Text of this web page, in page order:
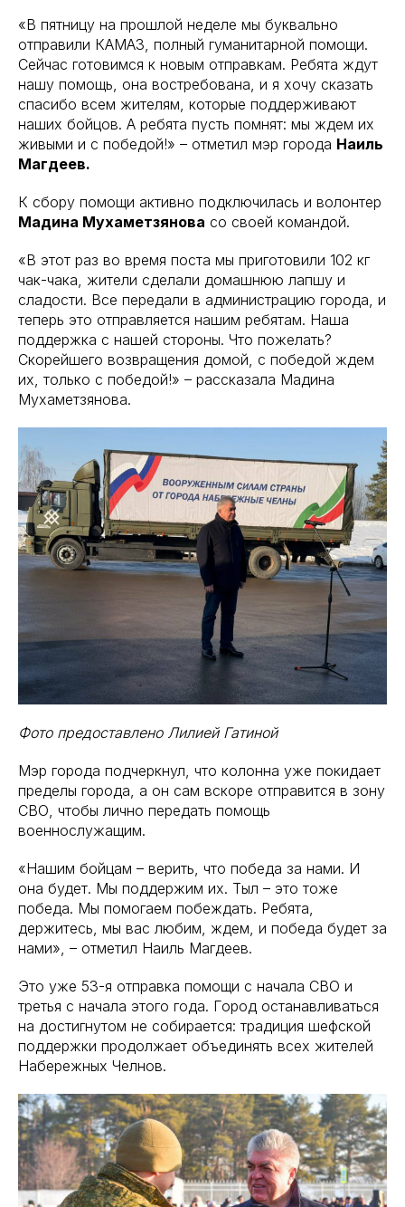
«В пятницу на прошлой неделе мы буквально
отправили КАМАЗ, полный гуманитарной помощи.
Сейчас готовимся к новым отправкам. Ребята ждут
нашу помощь, она востребована, и я хочу сказать
спасибо всем жителям, которые поддерживают
наших бойцов. А ребята пусть помнят: мы ждем их
живыми и с победой!» – отметил мэр города Наиль
Магдеев.
К сбору помощи активно подключилась и волонтер
Мадина Мухаметзянова со своей командой.
«В этот раз во время поста мы приготовили 102 кг
чак-чака, жители сделали домашнюю лапшу и
сладости. Все передали в администрацию города, и
теперь это отправляется нашим ребятам. Наша
поддержка с нашей стороны. Что пожелать?
Скорейшего возвращения домой, с победой ждем
их, только с победой!» – рассказала Мадина
Мухаметзянова.
Фото предоставлено Лилией Гатиной
Мэр города подчеркнул, что колонна уже покидает
пределы города, а он сам вскоре отправится в зону
СВО, чтобы лично передать помощь
военнослужащим.
«Нашим бойцам – верить, что победа за нами. И
она будет. Мы поддержим их. Тыл – это тоже
победа. Мы помогаем побеждать. Ребята,
держитесь, мы вас любим, ждем, и победа будет за
нами», – отметил Наиль Магдеев.
Это уже 53-я отправка помощи с начала СВО и
третья с начала этого года. Город останавливаться
на достигнутом не собирается: традиция шефской
поддержки продолжает объединять всех жителей
Набережных Челнов.